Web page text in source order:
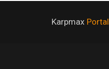
Karpmax Portal